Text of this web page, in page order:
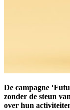
De campagne
zonder de steun
over hun